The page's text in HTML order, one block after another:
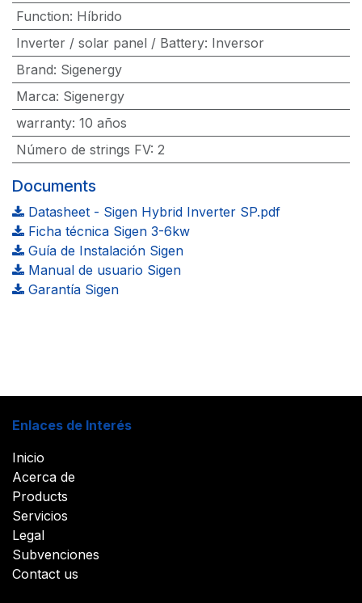
Function: Híbrido
Inverter / solar panel / Battery: Inversor
Brand: Sigenergy
Marca: Sigenergy
warranty: 10 años
Número de strings FV: 2
Documents
Datasheet - Sigen Hybrid Inverter SP.pdf
Ficha técnica Sigen 3-6kw
Guía de Instalación Sigen
Manual de usuario Sigen
Garantía Sigen
Enlaces de Interés
Inicio
Acerca de
Products
Servicios
Legal
Subvenciones
Contact us